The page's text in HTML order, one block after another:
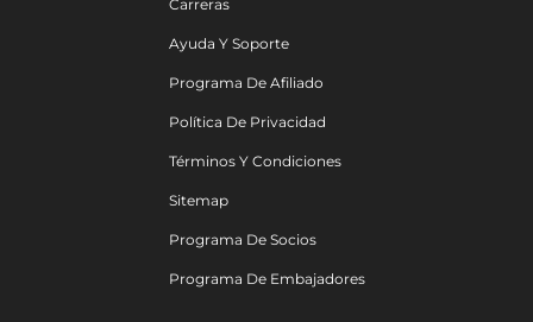
Carreras
Ayuda Y Soporte
Programa De Afiliado
Política De Privacidad
Términos Y Condiciones
Sitemap
Programa De Socios
Programa De Embajadores